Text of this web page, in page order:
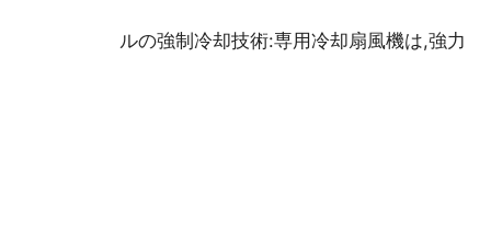
ルの強制冷却技術:専用冷却扇風機は,強力